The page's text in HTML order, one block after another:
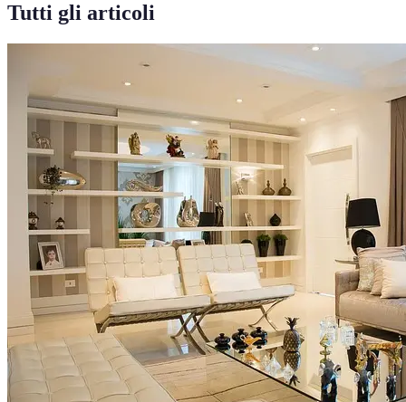
Tutti gli articoli